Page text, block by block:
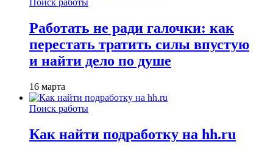
Поиск работы
Работать не ради галочки: как
перестать тратить силы впустую
и найти дело по душе
16 марта
Поиск работы
Как найти подработку на hh.ru